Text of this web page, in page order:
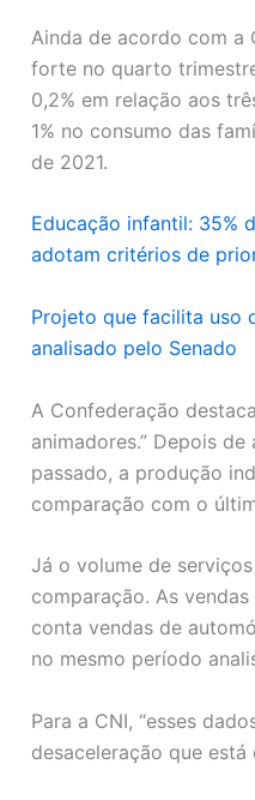
Ainda de acordo com a
forte no quarto
0,2% em relação aos
1% no consumo das
de 2021.
Educação infantil: 35%
adotam critérios de
Projeto que facilita uso
analisado pelo Senado
A Confederação
animadores.” Depois
passado, a produção
comparação com o
Já o volume de
comparação. As
conta vendas de
no mesmo período
Para a CNI, “esses
desaceleração que está